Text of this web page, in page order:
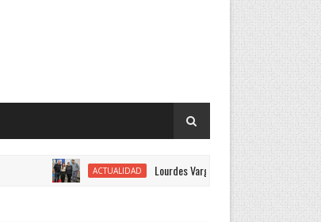
ACTUALIDAD Lourdes Vargas juró como concejal por el